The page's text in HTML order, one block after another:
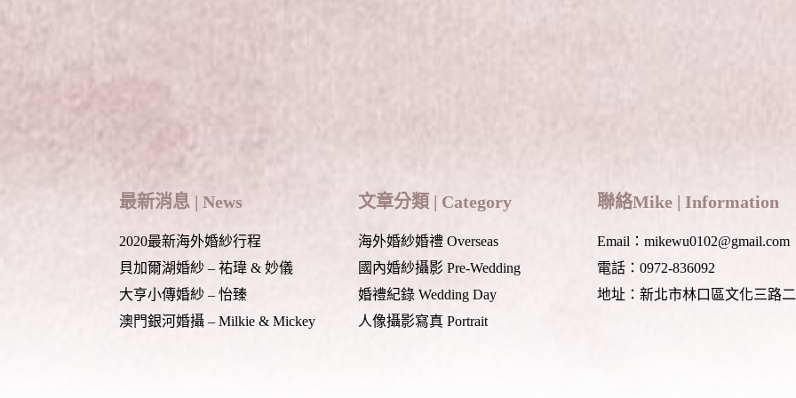
最新消息 | News
2020最新海外婚紗行程
貝加爾湖婚紗 – 祐瑋 & 妙儀
大亨小傳婚紗 – 怡臻
澳門銀河婚攝 – Milkie & Mickey
文章分類 | Category
海外婚紗婚禮 Overseas
國內婚紗攝影 Pre-Wedding
婚禮紀錄 Wedding Day
人像攝影寫真 Portrait
聯絡Mike | Information
Email：mikewu0102@gmail.com
電話：0972-836092
地址：新北市林口區文化三路